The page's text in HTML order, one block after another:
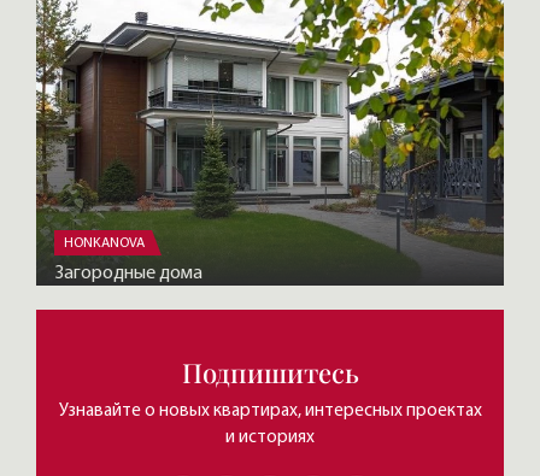
HONKANOVA
Загородные дома
Подпишитесь
Узнавайте о новых квартирах, интересных проектах
и историях